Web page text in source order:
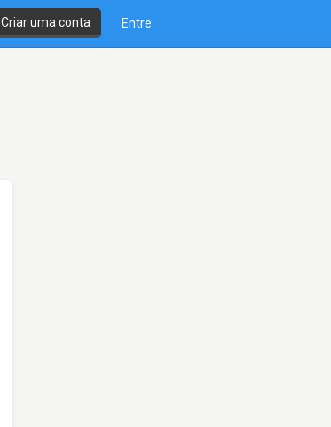
Criar uma conta Entre